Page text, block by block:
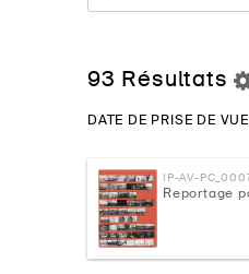
93 Résultats
DATE DE PRISE DE
IP-AV-
Reportage